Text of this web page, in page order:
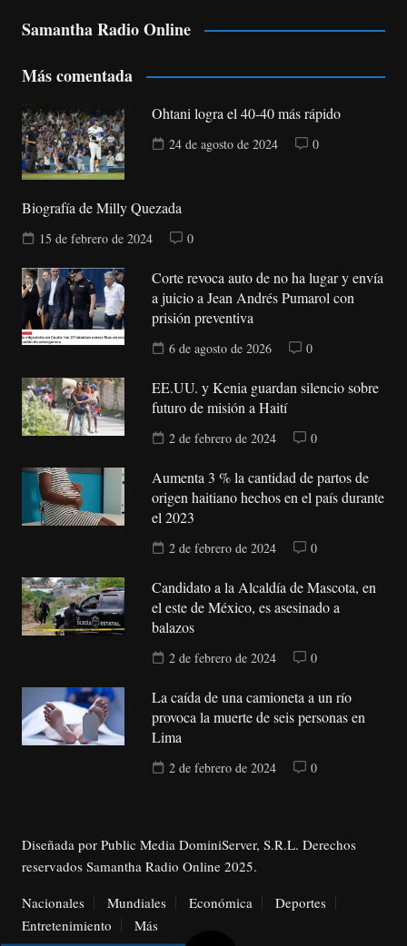
Samantha Radio Online
Más comentada
Ohtani logra el 40-40 más rápido
24 de agosto de 2024 0
Biografía de Milly Quezada
15 de febrero de 2024 0
Corte revoca auto de no ha lugar y envía
a juicio a Jean Andrés Pumarol con
prisión preventiva
6 de agosto de 2026 0
EE.UU. y Kenia guardan silencio sobre
futuro de misión a Haití
2 de febrero de 2024 0
Aumenta 3 % la cantidad de partos de
origen haitiano hechos en el país durante
el 2023
2 de febrero de 2024 0
Candidato a la Alcaldía de Mascota, en
el este de México, es asesinado a
balazos
2 de febrero de 2024 0
La caída de una camioneta a un río
provoca la muerte de seis personas en
Lima
2 de febrero de 2024 0
Diseñada por Public Media DominiServer, S.R.L. Derechos
reservados Samantha Radio Online 2025.
Nacionales
Mundiales Económica
Deportes
Entretenimiento
Más